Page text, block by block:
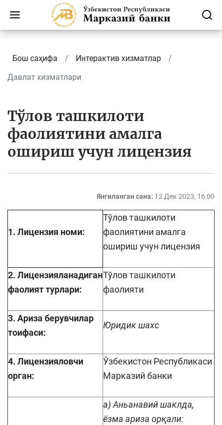
Бош саҳифа
Интерактив хизматлар
Давлат хизматлари
Тўлов ташкилоти
фаолиятини амалга
ошириш учун лицензия
Янгиланган сана: 12 Дек 2023, 16:00
1. Лицензия номи:
Тўлов ташкилоти
фаолиятини амалга
ошириш учун лицензия
2. Лицензияланадиган
фаолият турлари:
Тўлов ташкилоти
фаолияти
3. Ариза берувчилар
тоифаси:
Юридик шахс
4. Лицензияловчи
орган:
Ўзбекистон Республикаси
Марказий банки
а) Аньанавий шаклда,
ёзма ариза орқали: